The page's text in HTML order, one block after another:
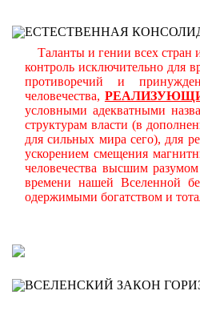
ЕСТЕСТВЕННАЯ
Таланты и гении всех стран
контроль исключительно для
противоречий и
человечества,
условными адекватными
структурам власти (в
для сильных мира сего), для
ускорением смещения
человечества высшим
времени нашей Вселенной
одержимыми богатством и
ВСЕЛЕНСКИЙ ЗАКОН